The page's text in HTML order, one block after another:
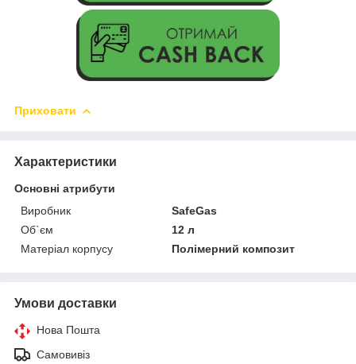
Приховати
Характеристики
Основні атрибути
Виробник
SafeGas
Об`єм
12 л
Матеріал корпусу
Полімерний композит
Умови доставки
Нова Пошта
Самовивіз